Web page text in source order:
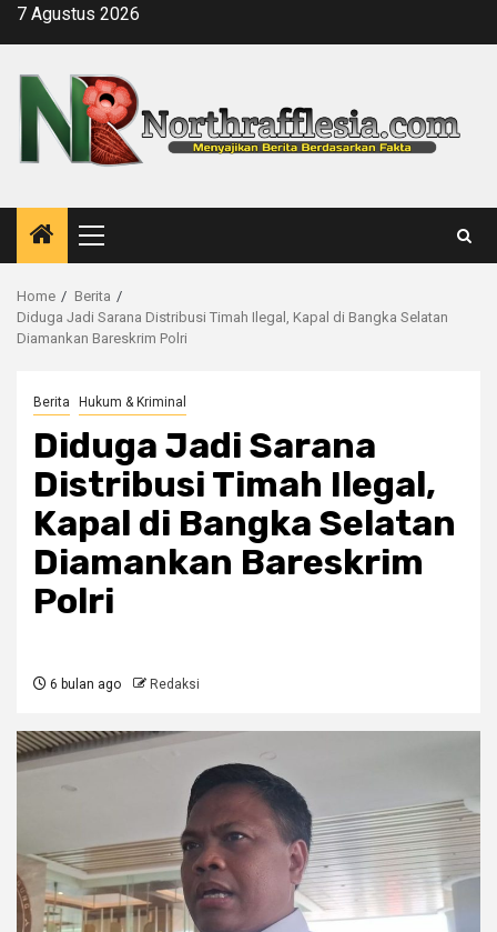
Skip7 Agustus 2026
Primary
Menu
Home
Berita
Diduga Jadi Sarana Distribusi Timah Ilegal, Kapal di Bangka Selatan
Diamankan Bareskrim Polri
Berita Hukum & Kriminal
Diduga Jadi Sarana
Distribusi Timah Ilegal,
Kapal di Bangka Selatan
Diamankan Bareskrim
Polri
6 bulan ago Redaksi